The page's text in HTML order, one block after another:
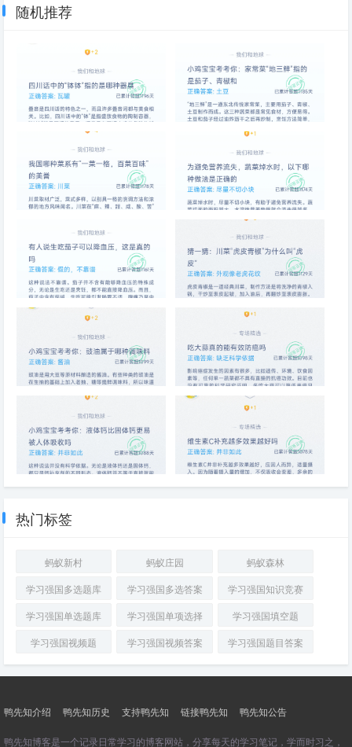
10 维生素C补充越多效果越好吗
随机推荐
四川话中的“钵钵”指的是哪种器
家常菜“地三鲜”指的是茄子、青
菜百味”的美誉
为避免营养流失，蔬菜焯水时，
有人说生吃茄子可以降血压，这
豉油属于哪种调味料 吃大蒜真的能有效防癌吗
热门标签
蚂蚁新村 蚂蚁庄园
蚂蚁森林
学习强国多选题库
学习强国多选答案
学习强国知识竞赛
学习强国单选题库
学习强国单项选择
学习强国填空题
学习强国视频题
学习强国视频答案 学习强国题目答案
鸭先知介绍 鸭先知历史 支持鸭先知 链接鸭先知 鸭先知公告
鸭先知博客是一个记录日常学习的博客网站，分享每天的学习笔记，学而时习之，